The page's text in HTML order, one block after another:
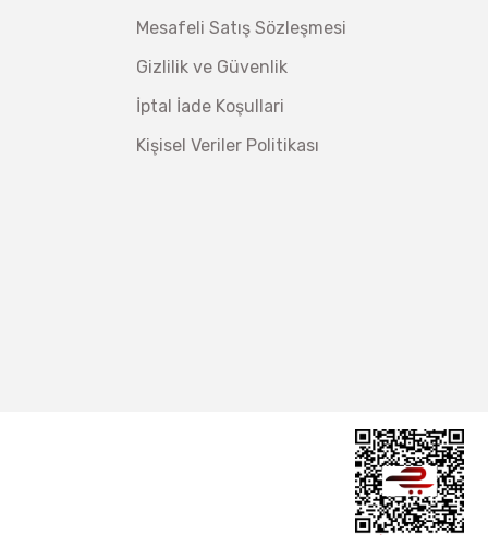
1/2''
Mesafeli Satış Sözleşmesi
Gizlilik ve Güvenlik
İptal İade Koşullari
Kişisel Veriler Politikası